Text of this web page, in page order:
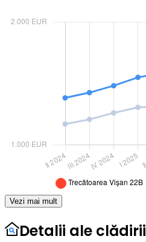
Vezi mai mult
Detalii ale clădirii